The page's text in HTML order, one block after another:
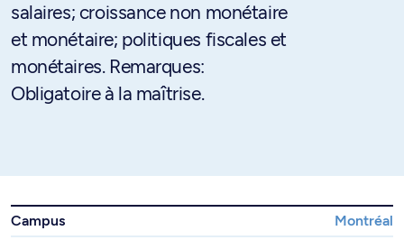
salaires; croissance non monétaire
et monétaire; politiques fiscales et
monétaires. Remarques:
Obligatoire à la maîtrise.
Campus
Montréal